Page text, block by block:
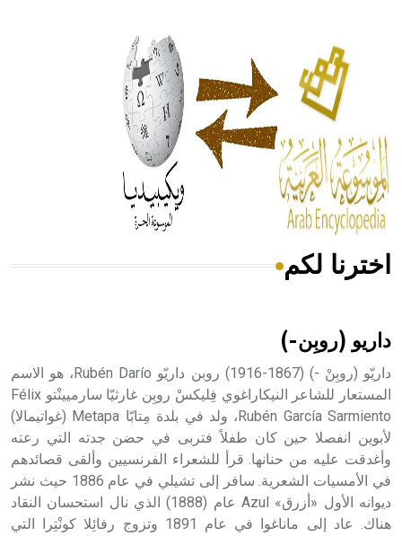
الحكم، الأدلة، تنظيم التغذية، ورسالته في جروح الرأس. ويعود
له الفضل بأنه حرر الطب من الدين والفلسفة.
- هل تعلم أن المرجان إفراز حيواني يتكون في البحر ويتركب
من مادة كربونات الكلسيوم، وهو أحمر أو شديد الحمرة وهو
أجود أنواعه، ويمتاز بكبر الحجم ويسمى الش
هل تعلم أن الأبسيد كلمة فرنسية اللفظ تم اعتمادها مصطلحاً
- هل تعلم أن أبجر Abgar اسم معروف جيداً يعود إلى عدد من
الملوك الذين حكموا مدينة إديسا (الرها) من أبجر الأول وحتى
التاسع، وهم ينتسبون إلى أسرة أوسروين
اخترنا لكم
داريو (روبِن-)
داريّو (روبِنْ -) (1867-1916) روبن داريّو Rubén Darío، هو الاسم
المستعار للشاعر النيكاراغوي فِليكسْ روبِن غارثيّا سارميينْتو Félix
Rubén García Sarmiento، ولد في بلدة مِتابّا Metapa (غواتيمالا)
لأبوين انفصلا حين كان طفلاً فتربى في حضن جدته التي رعته
وأغدقت عليه من حنانها. قرأ للشعراء الفرنسيين وألقى قصائدهم
في الأمسيات الشعرية. سافر إلى تشيلي في عام 1886 حيث نشر
ديوانه الأول «أزرق» Azul عام (1888) الذي نال استحسان النقاد
هناك. عاد إلى ماناغوا في عام 1891 وتزوج رفائِلا كونْتِرا التي